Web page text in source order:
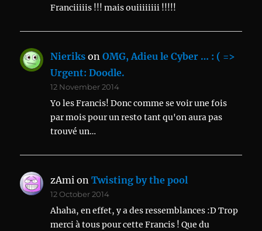
Franciiiiis !!! mais ouiiiiiiii !!!!!
Nieriks onOMG, Adieu le Cyber … : ( =>
Urgent: Doodle.
12 November 2014
Yo les Francis! Donc comme se voir une fois
par mois pour un resto tant qu'on aura pas
trouvé un…
zAmi onTwisting by the pool
12 October 2014
Ahaha, en effet, y a des ressemblances :D Trop
merci à tous pour cette Francis ! Que du